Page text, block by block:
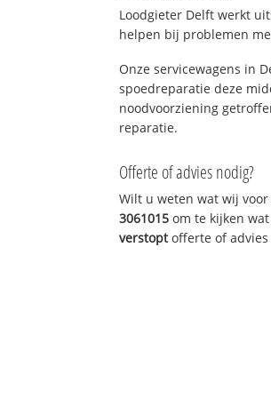
Loodgieter Delft werkt
helpen bij problemen
Onze servicewagens in
spoedreparatie deze
noodvoorziening
reparatie.
Offerte of advies nodig?
Wilt u weten wat wij
3061015 om te kijken
verstoptofferte of advies